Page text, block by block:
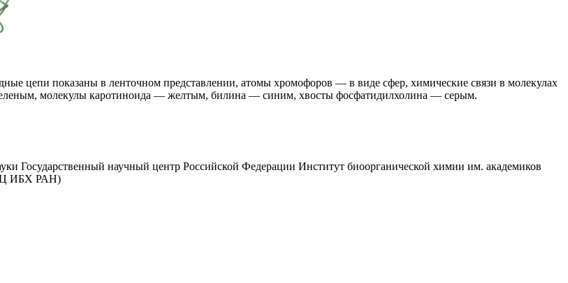
цепи показаны в ленточном представлении, атомы хромофоров — в виде сфер, химические связи в молекулах
молекулы каротиноида — желтым, билина — синим, хвосты фосфатидилхолина — серым.
Государственный научный центр Российской Федерации Институт биоорганической химии им. академиков
ИБХ РАН)